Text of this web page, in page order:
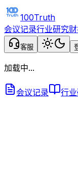
100Truth
会议记录行业研究
客服
加载中...
会议记录 行